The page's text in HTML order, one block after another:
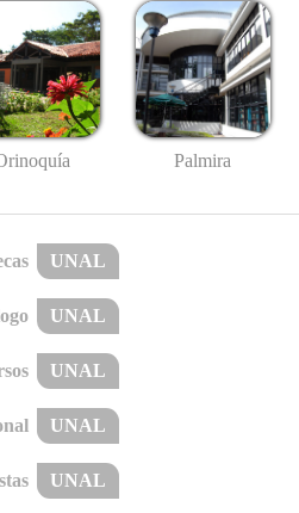
Palmira
UNAL
UNAL
UNAL
UNAL
UNAL